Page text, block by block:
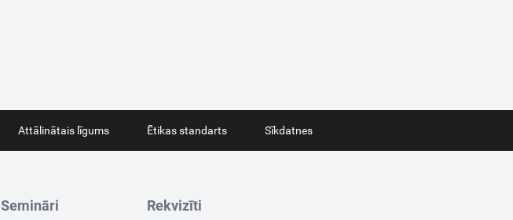
Attālinātais līgums Ētikas standarts Sīkdatnes
Semināri Rekvizīti